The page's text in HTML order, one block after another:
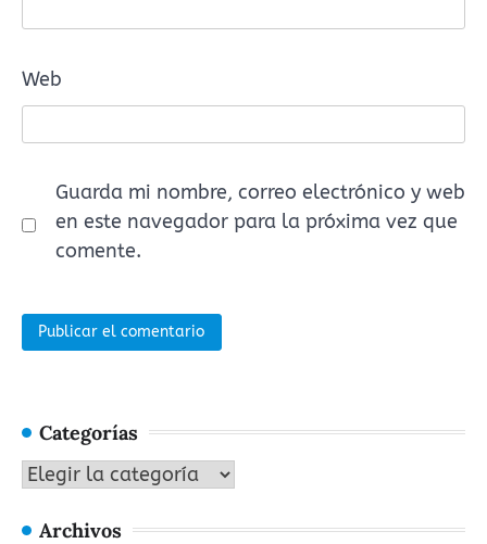
Web
Guarda mi nombre, correo electrónico y web
en este navegador para la próxima vez que
comente.
Categorías
Categorías
Archivos